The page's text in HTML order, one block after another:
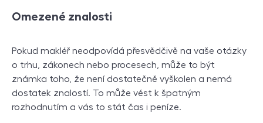
Omezené znalosti
Pokud makléř neodpovídá přesvědčivě na vaše otázky
o trhu, zákonech nebo procesech, může to být
známka toho, že není dostatečně vyškolen a nemá
dostatek znalostí. To může vést k špatným
rozhodnutím a vás to stát čas i peníze.